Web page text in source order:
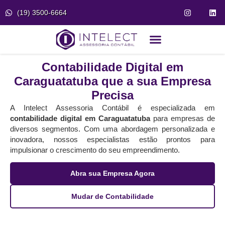
(19) 3500-6664
Contabilidade Digital em
Caraguatatuba que a sua Empresa
Precisa
A Intelect Assessoria Contábil é especializada em
contabilidade digital em Caraguatatubapara empresas de
diversos segmentos. Com uma abordagem personalizada e
inovadora, nossos especialistas estão prontos para
impulsionar o crescimento do seu empreendimento.
Abra sua Empresa Agora
Mudar de Contabilidade